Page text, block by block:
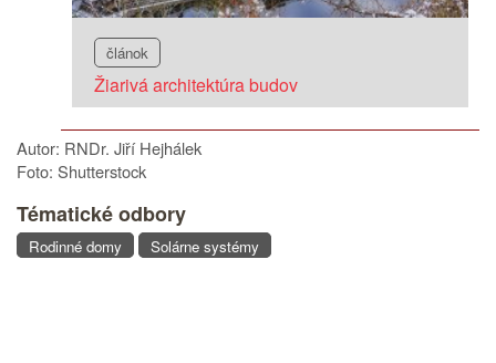
článok
Žiarivá architektúra budov
Autor: RNDr. Jiří Hejhálek
Foto: Shutterstock
Tématické odbory
Rodinné domy Solárne systémy